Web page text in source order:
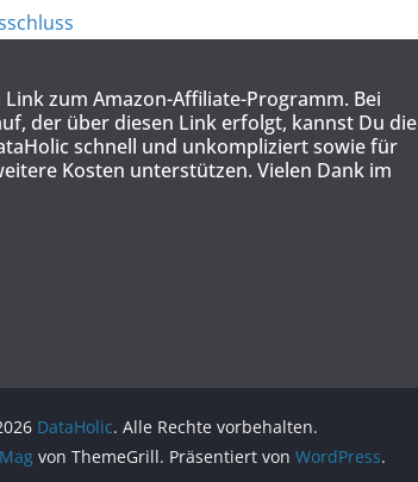
zum Amazon-Affiliate-Programm. Bei
der über diesen Link erfolgt, kannst Du die
schnell und unkompliziert sowie für
Kosten unterstützen. Vielen Dank im
DataHolic. Alle Rechte vorbehalten.
von ThemeGrill. Präsentiert von WordPress.